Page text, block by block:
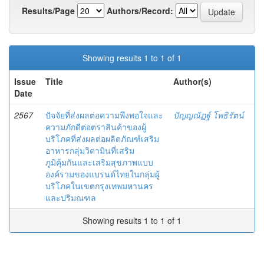
Results/Page
Authors/Record:
Showing results 1 to 1 of 1
Issue
Date
Title Author(s)
2567
ปัจจัยที่ส่งผลต่อความพึงพอใจและ
ความภักดีต่อตราสินค้าของผู้
บริโภคที่ส่งผลต่อผลิตภัณฑ์เสริม
อาหารกลุ่มวิตามินที่เสริม
ภูมิคุ้มกันและเสริมสุขภาพแบบ
องค์รวมของแบรนด์ไทยในกลุ่มผู้
บริโภคในเขตกรุงเทพมหานคร
และปริมณฑล
ปัญญณัฏฐ์ โพธิรัตน์
Showing results 1 to 1 of 1